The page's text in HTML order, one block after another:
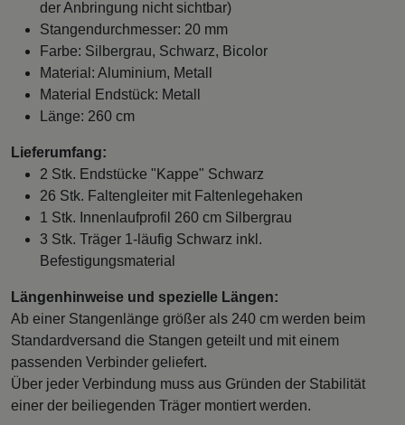
der Anbringung nicht sichtbar)
Stangendurchmesser: 20 mm
Farbe: Silbergrau, Schwarz, Bicolor
Material: Aluminium, Metall
Material Endstück: Metall
Länge: 260 cm
Lieferumfang:
2 Stk. Endstücke "Kappe" Schwarz
26 Stk. Faltengleiter mit Faltenlegehaken
1 Stk. Innenlaufprofil 260 cm Silbergrau
3 Stk. Träger 1-läufig Schwarz inkl.
Befestigungsmaterial
Längenhinweise und spezielle Längen:
Ab einer Stangenlänge größer als 240 cm werden beim
Standardversand die Stangen geteilt und mit einem
passenden Verbinder geliefert.
Über jeder Verbindung muss aus Gründen der Stabilität
einer der beiliegenden Träger montiert werden.